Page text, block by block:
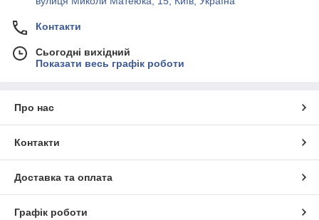
Контакти
Сьогодні вихідний
Показати весь графік роботи
Про нас
Контакти
Доставка та оплата
Графік роботи